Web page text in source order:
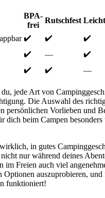
BPA-
frei
Rutschfest Leicht
✔️ ✔️ ✔️
✔️ — ✔️
✔️ ✔️ —
‍jede Art von
Die Auswahl des⁢
persönlichen Vorlieben und
dich beim‍ Campen
in gutes
nur während deines⁤
im Freien auch viel
Optionen​ auszuprobieren,
funktioniert!